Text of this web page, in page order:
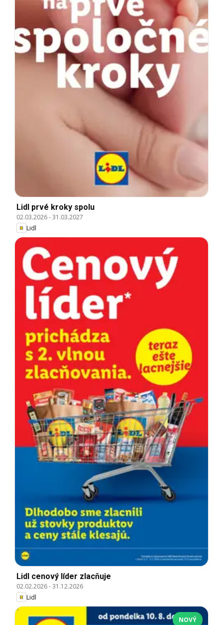
Lidl prvé kroky spolu
02.03.2026-31.03.2027
Lidl
Lidl cenový líder zlacňuje
02.02.2026-31.12.2026
Lidl
NOVÝ